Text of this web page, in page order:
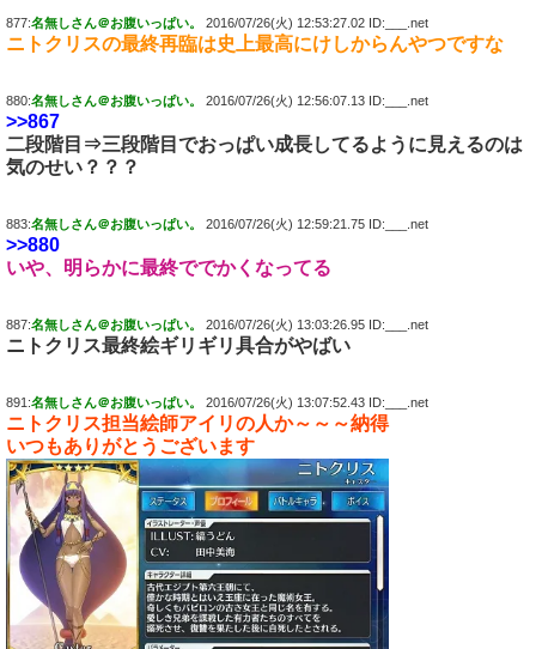
877:名無しさん＠お腹いっぱい。 2016/07/26(火) 12:53:27.02 ID:___.net
ニトクリスの最終再臨は史上最高にけしからんやつですな
880:名無しさん＠お腹いっぱい。 2016/07/26(火) 12:56:07.13 ID:___.net
>>867
二段階目⇒三段階目でおっぱい成長してるように見えるのは
気のせい？？？
883:名無しさん＠お腹いっぱい。 2016/07/26(火) 12:59:21.75 ID:___.net
>>880
いや、明らかに最終ででかくなってる
887:名無しさん＠お腹いっぱい。 2016/07/26(火) 13:03:26.95 ID:___.net
ニトクリス最終絵ギリギリ具合がやばい
891:名無しさん＠お腹いっぱい。 2016/07/26(火) 13:07:52.43 ID:___.net
ニトクリス担当絵師アイリの人か～～～納得
いつもありがとうございます